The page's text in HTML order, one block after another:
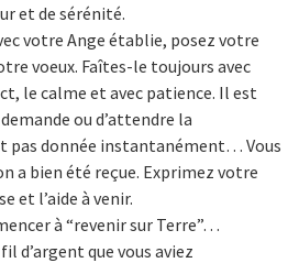
et de sérénité.
votre Ange établie, posez votre
voeux. Faîtes-le toujours avec
le calme et avec patience. Il est
ou d’attendre la
pas donnée instantanément… Vous
a bien été reçue. Exprimez votre
et l’aide à venir.
à “revenir sur Terre”…
d’argent que vous aviez